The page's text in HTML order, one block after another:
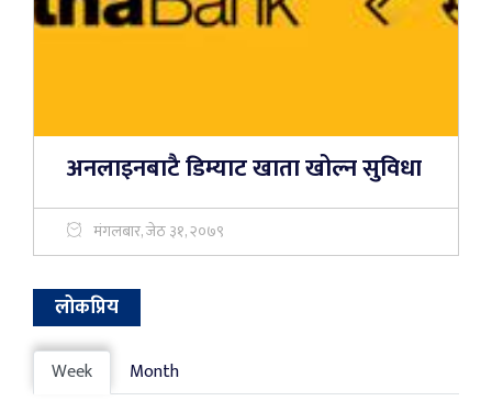
अनलाइनबाटै डिम्याट खाता खोल्न सुविधा
मंगलबार, जेठ ३१, २०७९
लोकप्रिय
Week Month